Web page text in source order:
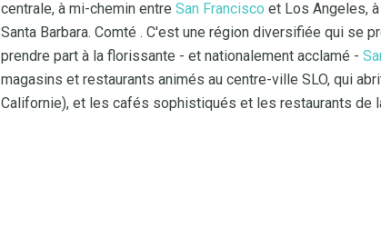
centrale, à mi-chemin entre San Francisco et Los Angeles,
Santa Barbara. Comté . C'est une région diversifiée qui se
prendre part à la florissante - et nationalement acclamé -
magasins et restaurants animés au centre-ville SLO, qui
Californie), et les cafés sophistiqués et les restaurants de